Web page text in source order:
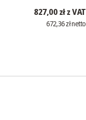
827,00 zł z VAT
672,36 zł netto